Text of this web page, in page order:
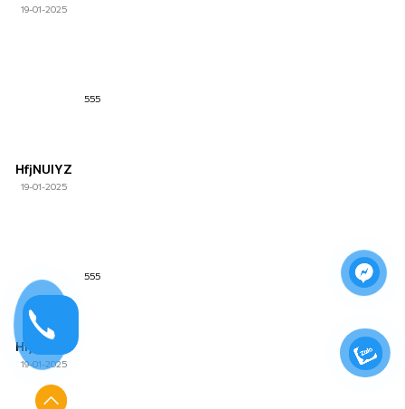
19-01-2025
HfjNUlYZ
19-01-2025
555
HfjNUlYZ
19-01-2025
555